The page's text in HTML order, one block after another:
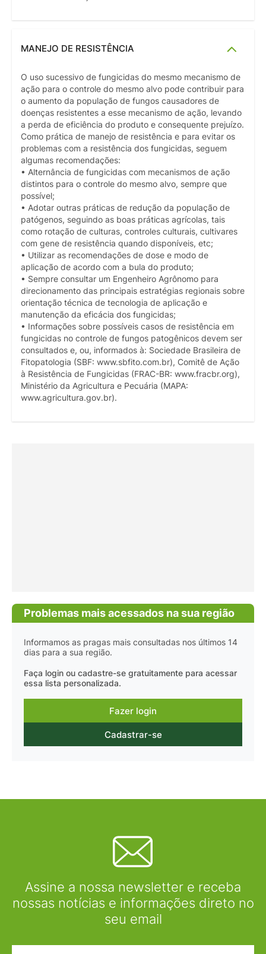
MANEJO DE RESISTÊNCIA
O uso sucessivo de fungicidas do mesmo mecanismo de
ação para o controle do mesmo alvo pode contribuir para
o aumento da população de fungos causadores de
doenças resistentes a esse mecanismo de ação, levando
a perda de eficiência do produto e consequente prejuízo.
Como prática de manejo de resistência e para evitar os
problemas com a resistência dos fungicidas, seguem
algumas recomendações:
• Alternância de fungicidas com mecanismos de ação
distintos para o controle do mesmo alvo, sempre que
possível;
• Adotar outras práticas de redução da população de
patógenos, seguindo as boas práticas agrícolas, tais
como rotação de culturas, controles culturais, cultivares
com gene de resistência quando disponíveis, etc;
• Utilizar as recomendações de dose e modo de
aplicação de acordo com a bula do produto;
• Sempre consultar um Engenheiro Agrônomo para
direcionamento das principais estratégias regionais sobre
orientação técnica de tecnologia de aplicação e
manutenção da eficácia dos fungicidas;
• Informações sobre possíveis casos de resistência em
fungicidas no controle de fungos patogênicos devem ser
consultados e, ou, informados à: Sociedade Brasileira de
Fitopatologia (SBF: www.sbfito.com.br), Comitê de Ação
à Resistência de Fungicidas (FRAC-BR: www.fracbr.org),
Ministério da Agricultura e Pecuária (MAPA:
www.agricultura.gov.br).
Problemas mais acessados na sua região
Informamos as pragas mais consultadas nos últimos 14
dias para a sua região.
Faça login ou cadastre-se gratuitamente para acessar
essa lista personalizada.
Fazer login
Cadastrar-se
Assine a nossa newsletter e receba
nossas notícias e informações direto no
seu email